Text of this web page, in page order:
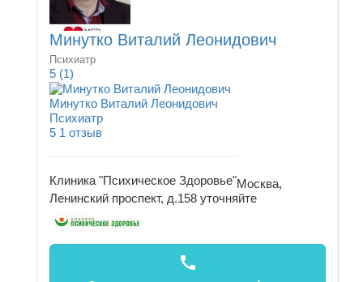
Минутко Виталий Леонидович
Психиатр
5 (1)
Минутко Виталий Леонидович
Психиатр
5 1 отзыв
Клиника "Психическое Здоровье"Москва,
Ленинский проспект, д.158 уточняйте
call